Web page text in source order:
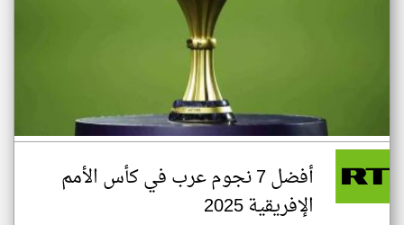
أفضل 7 نجوم عرب في كأس الأمم
الإفريقية 2025